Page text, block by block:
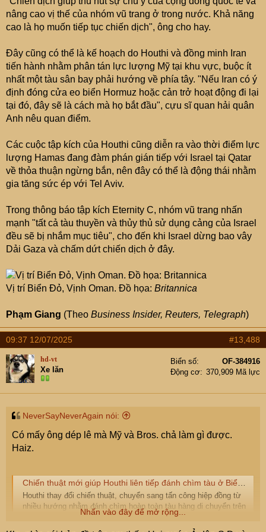
nâng cao vị thế của nhóm vũ trang ở trong nước. Khả năng
cao là họ muốn tiếp tục chiến dịch", ông cho hay.
Đây cũng có thể là kế hoạch do Houthi và đồng minh Iran
tiến hành nhằm phân tán lực lượng Mỹ tại khu vực, buộc ít
nhất một tàu sân bay phải hướng về phía tây. "Nếu Iran có ý
định đóng cửa eo biển Hormuz hoặc cản trở hoạt động đi lại
tại đó, đây sẽ là cách mà họ bắt đầu", cựu sĩ quan hải quân
Anh nêu quan điểm.
Các cuộc tập kích của Houthi cũng diễn ra vào thời điểm lực
lượng Hamas đang đàm phán gián tiếp với Israel tại Qatar
về thỏa thuận ngừng bắn, nên đây có thể là động thái nhằm
gia tăng sức ép với Tel Aviv.
Trong thông báo tập kích Eternity C, nhóm vũ trang nhấn
mạnh "tất cả tàu thuyền và thủy thủ sử dụng cảng của Israel
đều sẽ bị nhắm mục tiêu", cho đến khi Israel dừng bao vây
Dải Gaza và chấm dứt chiến dịch ở đây.
Vị trí Biển Đỏ, Vịnh Oman. Đồ họa: Britannica
Phạm Giang (Theo Business Insider, Reuters, Telegraph)
09:37 12/07/2025 #13,488
hd-vt
Xe lăn
Biển số
OF-384916
Động cơ
370,909 Mã lực
NeverSayNeverAgain nói:
Có mấy ông dép lê mà Mỹ và Bros. chả làm gì được.
Haiz.
Chiến thuật mới giúp Houthi liên tiếp đánh chìm tàu ở Biển Đỏ
Houthi thay đổi chiến thuật, chuyển sang tấn công hiệp đồng từ
nhiều hướng nhằm đánh chìm hoàn toàn tàu hàng di chuyển trên
vnexpress.net
Nhấn vào đây để mở rộng...